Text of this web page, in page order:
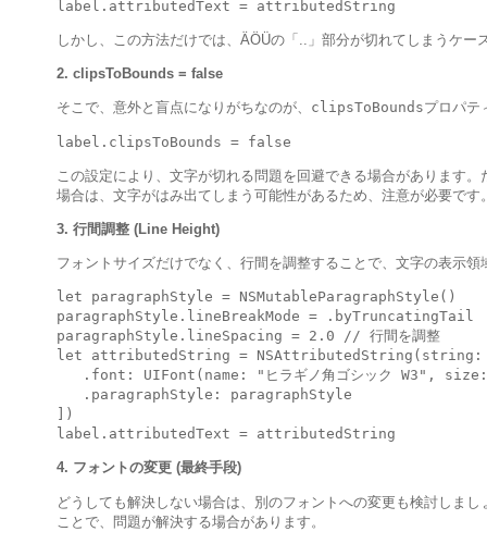
しかし、この方法だけでは、ÄÖÜの「..」部分が切れてしまうケー
2. clipsToBounds = false
そこで、意外と盲点になりがちなのが、 clipsToBoundsプロパテ
この設定により、文字が切れる問題を回避できる場合があります
場合は、文字がはみ出てしまう可能性があるため、注意が必要です
3. 行間調整 (Line Height)
フォントサイズだけでなく、行間を調整することで、文字の表示
let paragraphStyle = NSMutableParagraphStyle()
paragraphStyle.lineBreakMode = .byTruncatingTail
paragraphStyle.lineSpacing = 2.0 // 行間を調整
let attributedString = NSAttributedString(string:
.font: UIFont(name: "ヒラギノ角ゴシック W3",
   .paragraphStyle: paragraphStyle
])
4. フォントの変更 (最終手段)
どうしても解決しない場合は、別のフォントへの変更も検討しま
ことで、問題が解決する場合があります。